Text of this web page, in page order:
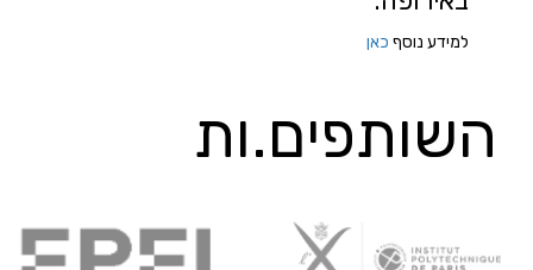
למידע נוסף כאן
השותפים.ות